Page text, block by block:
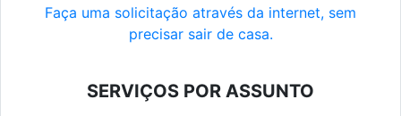
Faça uma solicitação através da internet, sem
precisar sair de casa.
SERVIÇOS POR ASSUNTO